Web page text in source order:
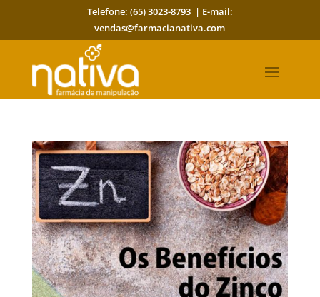
Telefone: (65) 3023-8793 | E-mail:
vendas@farmacianativa.com